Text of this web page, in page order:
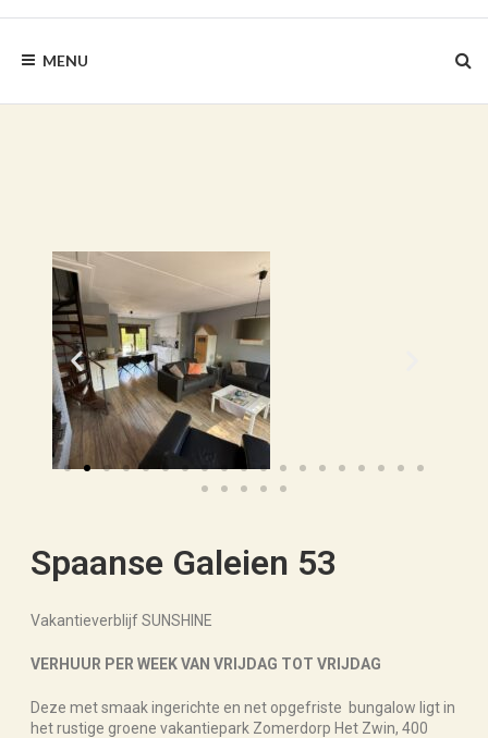
MENU
Spaanse Galeien 53
Vakantieverblijf SUNSHINE
VERHUUR PER WEEK VAN VRIJDAG TOT VRIJDAG
Deze met smaak ingerichte en net opgefriste bungalow ligt in
het rustige groene vakantiepark Zomerdorp Het Zwin, 400